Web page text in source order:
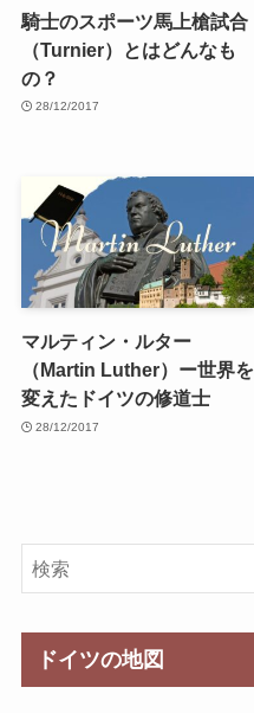
騎士のスポーツ馬上槍試合
（Turnier）とはどんなも
の？
28/12/2017
マルティン・ルター
（Martin Luther）ー世界を
変えたドイツの修道士
28/12/2017
ドイツの地図